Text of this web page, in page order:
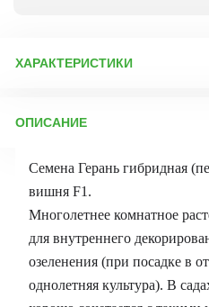
ХАРАКТЕРИСТИКИ
Бренд товара:
Срок отправки:
ОПИСАНИЕ
Семена Герань гибридная
вишня F1.
Многолетнее комнатное
для внутреннего
озеленения (при посадке в
однолетняя культура). В